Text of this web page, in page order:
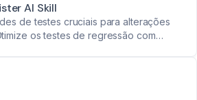
AI Skill
de testes cruciais para alterações
os testes de regressão com